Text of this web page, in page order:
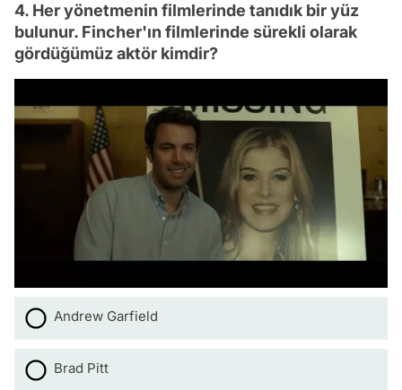
4. Her yönetmenin filmlerinde tanıdık bir yüz
bulunur. Fincher'ın filmlerinde sürekli olarak
gördüğümüz aktör kimdir?
Andrew Garfield
Brad Pitt